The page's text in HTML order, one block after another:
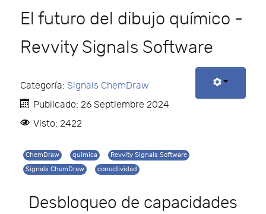
El futuro del dibujo químico -
Revvity Signals Software
Categoría: Signals ChemDraw
Publicado: 26 Septiembre 2024
Visto: 2422
ChemDraw quimica
Revvity Signals Software
Signals ChemDraw
conectividad
Desbloqueo de capacidades